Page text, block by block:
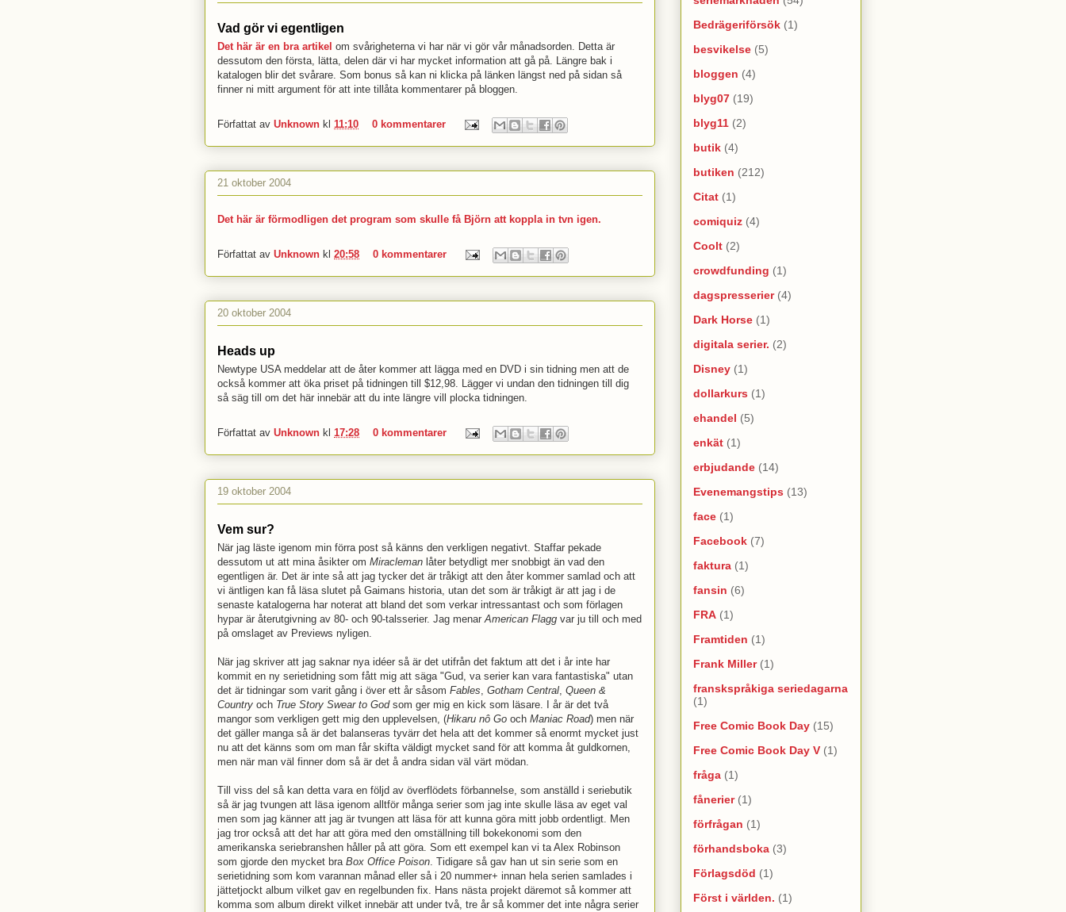
Vad gör vi egentligen
Det här är en bra artikel om svårigheterna vi har när vi gör vår månadsorden. Detta är
dessutom den första, lätta, delen där vi har mycket information att gå på. Längre bak i
katalogen blir det svårare. Som bonus så kan ni klicka på länken längst ned på sidan så
finner ni mitt argument för att inte tillåta kommentarer på bloggen.
Författat av Unknown kl 11:10 0 kommentarer
21 oktober 2004
Det här är förmodligen det program som skulle få Björn att koppla in tvn igen.
Författat av Unknown kl 20:58 0 kommentarer
20 oktober 2004
Heads up
Newtype USA meddelar att de åter kommer att lägga med en DVD i sin tidning men att de
också kommer att öka priset på tidningen till $12,98. Lägger vi undan den tidningen till dig
så säg till om det här innebär att du inte längre vill plocka tidningen.
Författat av Unknown kl 17:28 0 kommentarer
19 oktober 2004
Vem sur?
När jag läste igenom min förra post så känns den verkligen negativt. Staffar pekade
dessutom ut att mina åsikter om Miracleman låter betydligt mer snobbigt än vad den
egentligen är. Det är inte så att jag tycker det är tråkigt att den åter kommer samlad och att
vi äntligen kan få läsa slutet på Gaimans historia, utan det som är tråkigt är att jag i de
senaste katalogerna har noterat att bland det som verkar intressantast och som förlagen
hypar är återutgivning av 80- och 90-talsserier. Jag menarAmerican Flagg var ju till och med
på omslaget av Previews nyligen.
När jag skriver att jag saknar nya idéer så är det utifrån det faktum att det i år inte har
kommit en ny serietidning som fått mig att säga "Gud, va serier kan vara fantastiska" utan
det är tidningar som varit gång i över ett år såsom Fables, Gotham Central, Queen &
Country och True Story Swear to Godsom ger mig en kick som läsare. I år är det två
mangor som verkligen gett mig den upplevelsen, (Hikaru nô Go och Maniac Road) men när
det gäller manga så är det balanseras tyvärr det hela att det kommer så enormt mycket just
nu att det känns som om man får skifta väldigt mycket sand för att komma åt guldkornen,
men när man väl finner dom så är det å andra sidan väl värt mödan.
Till viss del så kan detta vara en följd av överflödets förbannelse, som anställd i seriebutik
så är jag tvungen att läsa igenom alltför många serier som jag inte skulle läsa av eget val
men som jag känner att jag är tvungen att läsa för att kunna göra mitt jobb ordentligt. Men
jag tror också att det har att göra med den omställning till bokekonomi som den
amerikanska seriebranshen håller på att göra. Som ett exempel kan vi ta Alex Robinson
som gjorde den mycket bra Box Office Poison. Tidigare så gav han ut sin serie som en
serietidning som kom varannan månad eller så i 20 nummer+ innan hela serien samlades i
jättetjockt album vilket gav en regelbunden fix. Hans nästa projekt däremot så kommer att
komma som album direkt vilket innebär att under två, tre år så kommer det inte några serier
Bedrägeriförsök (1)
besvikelse (5)
bloggen (4)
blyg07 (19)
blyg11 (2)
butik (4)
butiken (212)
Citat (1)
comiquiz (4)
Coolt (2)
crowdfunding (1)
dagspresserier (4)
Dark Horse (1)
digitala serier. (2)
Disney (1)
dollarkurs (1)
ehandel (5)
enkät (1)
erbjudande (14)
Evenemangstips (13)
face (1)
Facebook (7)
faktura (1)
fansin (6)
FRA (1)
Framtiden (1)
Frank Miller (1)
franskspråkiga seriedagarna
(1)
Free Comic Book Day (15)
Free Comic Book Day V (1)
fråga (1)
fånerier (1)
förfrågan (1)
förhandsboka (3)
Förlagsdöd (1)
Först i världen. (1)